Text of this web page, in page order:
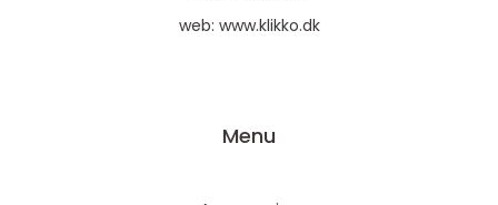
web: www.klikko.dk
Menu